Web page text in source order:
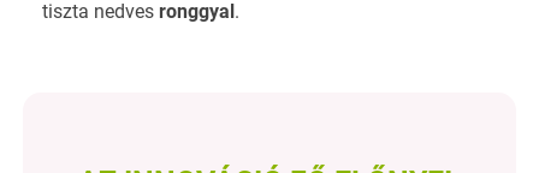
tiszta nedves ronggyal.